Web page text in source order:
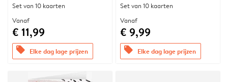
Set van 10 kaarten
Vanaf
€ 11,99
offers Elke dag lage prijzen
Set van 10 kaarten
Vanaf
€ 9,99
offers Elke dag lage prijzen